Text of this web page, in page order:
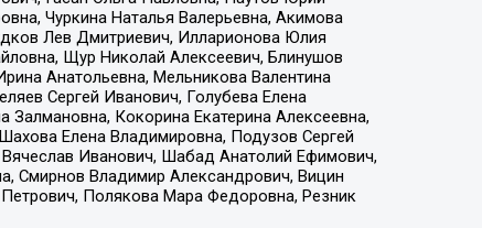
Чуркина Наталья Валерьевна, Акимова
Лев Дмитриевич, Илларионова Юлия
Щур Николай Алексеевич, Блинушов
Анатольевна, Мельникова Валентина
Сергей Иванович, Голубева Елена
Кокорина Екатерина Алексеевна,
Елена Владимировна, Подузов Сергей
Иванович, Шабад Анатолий Ефимович,
Смирнов Владимир Александрович, Вицин
Полякова Мара Федоровна, Резник